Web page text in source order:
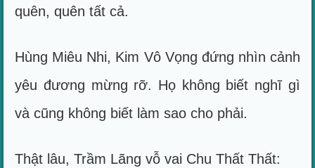
quên, quên tất cả.
Hùng Miêu Nhi, Kim Vô Vọng đứng nhìn cảnh
yêu đương mừng rỡ. Họ không biết nghĩ gì
và cũng không biết làm sao cho phải.
Thật lâu, Trầm Lãng vỗ vai Chu Thất Thất: